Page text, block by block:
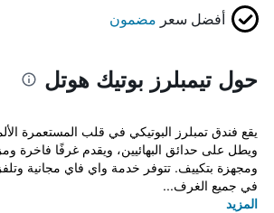
أفضل سعر مضمون
حول تيمبلرز بوتيك هوتل
يقع فندق تمبلرز البوتيكي في قلب المستعمرة
ويطل على حدائق البهائيين، ويقدم غرفًا فاخرة
ومجهزة بتكييف. تتوفر خدمة واي فاي مجانية
في جميع الغرف...
المزيد